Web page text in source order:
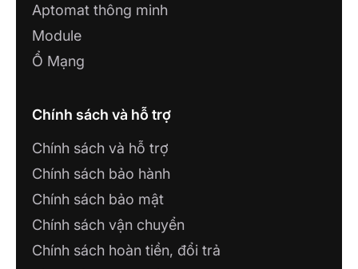
Aptomat thông minh
Module
Ổ Mạng
Chính sách và hỗ trợ
Chính sách và hỗ trợ
Chính sách bảo hành
Chính sách bảo mật
Chính sách vận chuyển
Chính sách hoàn tiền, đổi trả